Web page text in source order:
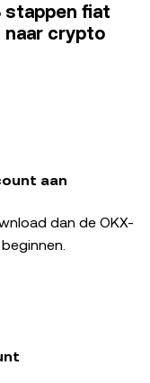
stappen fiat
crypto
aan
dan de OKX-